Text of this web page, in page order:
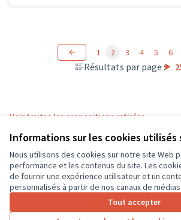
Informations sur les cookies utilisés
Nous utilisons des cookies sur notre site Web
performance et les contenus du site. Les
de fournir une expérience utilisateur et un
personnalisés à partir de nos canaux de
Tout accepter
Résultats par page :
1 2 3 4 5 6
Voir toutes les propositions retirées
Conditions d'utilisation
Paramètres des cookies
CD37 sur X
(Lien externe)
CD37 sur Facebook
CD37 sur Instagram
CD37 sur YouTube
(Lien externe)